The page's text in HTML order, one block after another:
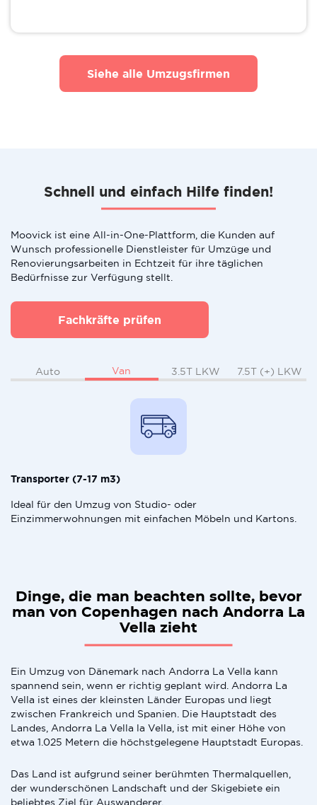
Siehe alle Umzugsfirmen
Schnell und einfach Hilfe finden!
Moovick ist eine All-in-One-Plattform, die Kunden auf
Wunsch professionelle Dienstleister für Umzüge und
Renovierungsarbeiten in Echtzeit für ihre täglichen
Bedürfnisse zur Verfügung stellt.
Fachkräfte prüfen
Auto Van 3.5T LKW 7.5T (+) LKW
Transporter (7-17 m3)
Ideal für den Umzug von Studio- oder
Einzimmerwohnungen mit einfachen Möbeln und Kartons.
Dinge, die man beachten sollte, bevor
man von Copenhagen nach Andorra La
Vella zieht
Ein Umzug von Dänemark nach Andorra La Vella kann
spannend sein, wenn er richtig geplant wird. Andorra La
Vella ist eines der kleinsten Länder Europas und liegt
zwischen Frankreich und Spanien. Die Hauptstadt des
Landes, Andorra La Vella la Vella, ist mit einer Höhe von
etwa 1.025 Metern die höchstgelegene Hauptstadt Europas.
Das Land ist aufgrund seiner berühmten Thermalquellen,
der wunderschönen Landschaft und der Skigebiete ein
beliebtes Ziel für Auswanderer.